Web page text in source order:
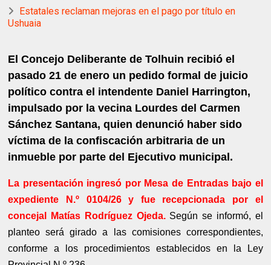
Estatales reclaman mejoras en el pago por título en
Ushuaia
El Concejo Deliberante de Tolhuin recibió el
pasado 21 de enero un pedido formal de juicio
político contra el intendente Daniel Harrington,
impulsado por la vecina Lourdes del Carmen
Sánchez Santana, quien denunció haber sido
víctima de la confiscación arbitraria de un
inmueble por parte del Ejecutivo municipal.
La presentación ingresó por Mesa de Entradas bajo el
expediente N.º 0104/26 y fue recepcionada por el
concejal Matías Rodríguez Ojeda. Según se informó, el
planteo será girado a las comisiones correspondientes,
conforme a los procedimientos establecidos en la Ley